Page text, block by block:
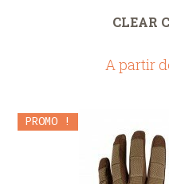
CLEAR
A partir
PROMO !